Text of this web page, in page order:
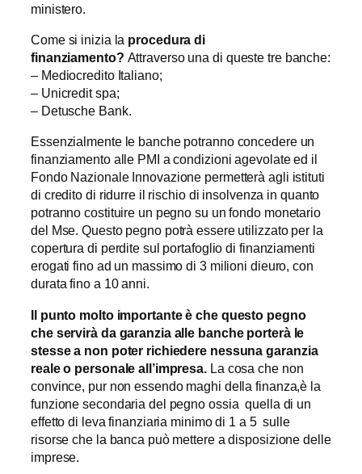
ministero.
Come si inizia la procedura di
finanziamento? Attraverso una di queste tre banche:
– Mediocredito Italiano;
– Unicredit spa;
– Detusche Bank.
Essenzialmente le banche potranno concedere un
finanziamento alle PMI a condizioni agevolate ed il
Fondo Nazionale Innovazione permetterà agli istituti
di credito di ridurre il rischio di insolvenza in quanto
potranno costituire un pegno su un fondo monetario
del Mse. Questo pegno potrà essere utilizzato per la
copertura di perdite sul portafoglio di finanziamenti
erogati fino ad un massimo di 3 milioni dieuro, con
durata fino a 10 anni.
Il punto molto importante è che questo pegno
che servirà da garanzia alle banche porterà le
stesse a non poter richiedere nessunagaranzia
reale o personale all’impresa. La cosa che non
convince, pur non essendo maghi della finanza,è la
funzione secondaria del pegno ossia quella di un
effetto di leva finanziaria minimo di 1 a 5 sulle
risorse che la banca può mettere a disposizione delle
imprese.